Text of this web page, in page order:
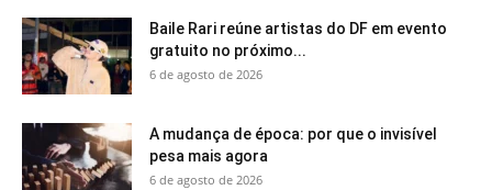
Baile Rari reúne artistas do DF em evento
gratuito no próximo...
6 de agosto de 2026
A mudança de época: por que o invisível
pesa mais agora
6 de agosto de 2026